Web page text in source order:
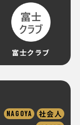
富士クラブ
NAGOYA
社会人